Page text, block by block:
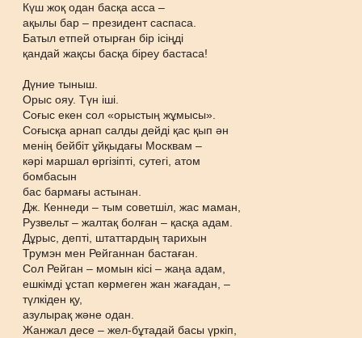
Күш жоқ одан басқа асса –
ақылы бар – президент саспаса.
Батыл етпей отырған бір ісіңді
қандай жақсы басқа біреу бастаса!
Дүние тыныш.
Орыс ояу. Түн іші.
Соғыс екен сол «орыстың жұмысы».
Соғысқа арнап салды дейді қас қып ән
менің бейбіт ұйқыдағы Москвам –
кәрі маршал өргізіпті, сутегі, атом
бомбасын
бас бармағы астынан.
Дж. Кеннеди – тым советшіл, жас маман,
Рузвельт – жалтақ болған – қасқа адам.
Дұрыс, депті, штаттардың тарихын
Трумэн мен Рейганнан бастаған.
Сол Рейган – момын кісі – жаңа адам,
ешкімді ұстап көрмеген жан жағадан, –
түлкіден қу,
азулырақ және одан.
Жанжал десе – жел-бұтадай басы үркіп,